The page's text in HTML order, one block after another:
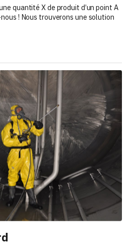
quantité X de produit d’un point A
! Nous trouverons une solution